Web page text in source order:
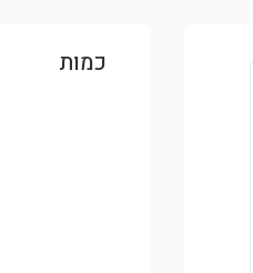
כמות